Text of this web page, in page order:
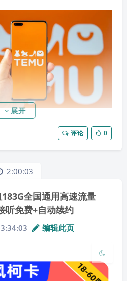
浅阴影
有提示：
展开
评论 0
2:00:03
全国通用高速流量
听免费+自动续约
编辑此页